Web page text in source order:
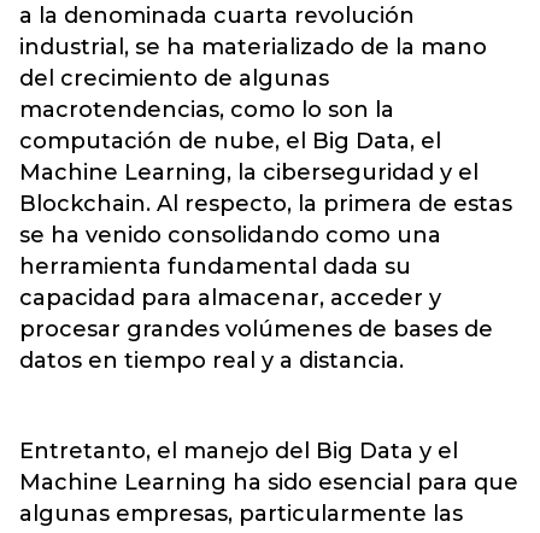
a la denominada cuarta revolución
industrial, se ha materializado de la mano
del crecimiento de algunas
macrotendencias, como lo son la
computación de nube, el Big Data, el
Machine Learning, la ciberseguridad y el
Blockchain. Al respecto, la primera de estas
se ha venido consolidando como una
herramienta fundamental dada su
capacidad para almacenar, acceder y
procesar grandes volúmenes de bases de
datos en tiempo real y a distancia.
Entretanto, el manejo del Big Data y el
Machine Learning ha sido esencial para que
algunas empresas, particularmente las